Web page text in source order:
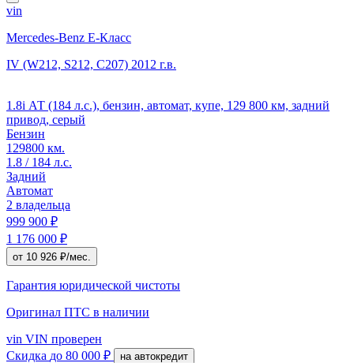
vin
Mercedes-Benz E-Класс
IV (W212, S212, C207) 2012 г.в.
1.8i АТ (184 л.с.), бензин, автомат, купе, 129 800 км, задний
привод, серый
Бензин
129800 км.
1.8 / 184 л.с.
Задний
Автомат
2 владельца
999 900 ₽
1 176 000 ₽
от 10 926 ₽/мес.
Гарантия юридической чистоты
Оригинал ПТС в наличии
vin VIN проверен
Скидка до 80 000 ₽ на автокредит